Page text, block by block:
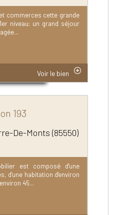
commerces cette grande
niveau: un grand séjour
Voir le bien
193
De-Monts (85550)
est composé d'une
d'une habitation d'environ
45...